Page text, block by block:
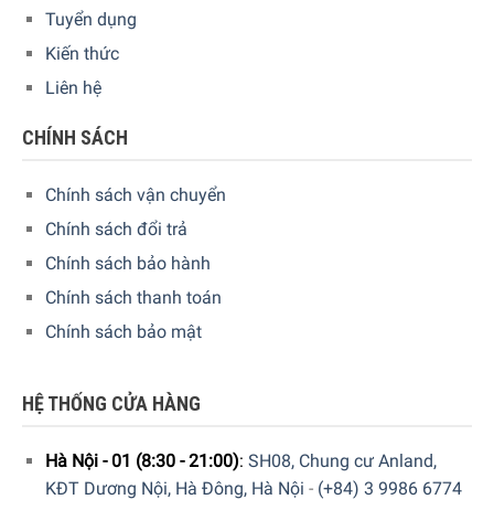
Hoặc Đặt hàng trực tiếp trên website, Gia Dụng Đức Sài
Gòn sẽ gọi lại để xác nhận đơn hàng với quý khách.
Hoặc Quý khách có thể đến trực tiếp
trải nghiệm sản phẩm này.
Giao hàng nhanh chóng toàn quốc.
Tuyển dụng
Kiến thức
Liên hệ
CHÍNH SÁCH
Chính sách vận chuyển
Chính sách đổi trả
Chính sách bảo hành
Chính sách thanh toán
Chính sách bảo mật
HỆ THỐNG CỬA HÀNG
Hà Nội - 01 (8:30 - 21:00): SH08, Chung cư Anland,
KĐT Dương Nội, Hà Đông, Hà Nội - (+84) 3 9986 6774